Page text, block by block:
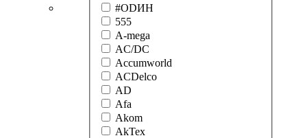
#ODИН
555
A-mega
AC/DC
Accumworld
ACDelco
AD
Afa
Akom
AkTex